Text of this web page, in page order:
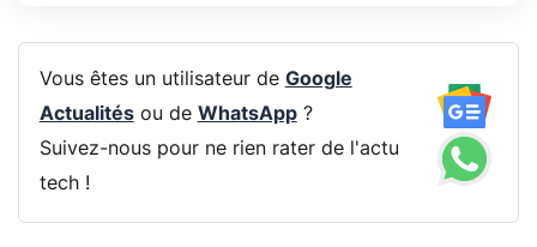
Vous êtes un utilisateur de Google
Actualitésou de WhatsApp?
Suivez-nous pour ne rien rater de l'actu
tech !